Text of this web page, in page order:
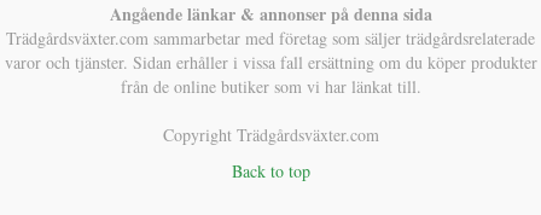
Angående länkar & annonser på denna sida
Trädgårdsväxter.com sammarbetar med företag som säljer trädgårdsrelaterade
varor och tjänster. Sidan erhåller i vissa fall ersättning om du köper produkter
från de online butiker som vi har länkat till.
Copyright Trädgårdsväxter.com
Back to top